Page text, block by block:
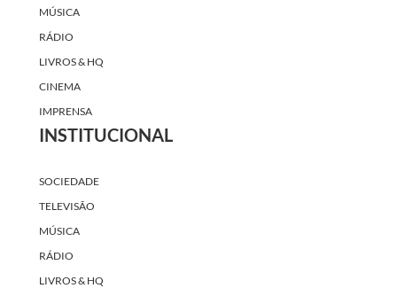
MÚSICA
RÁDIO
LIVROS & HQ
CINEMA
IMPRENSA
INSTITUCIONAL
SOCIEDADE
TELEVISÃO
MÚSICA
RÁDIO
LIVROS & HQ